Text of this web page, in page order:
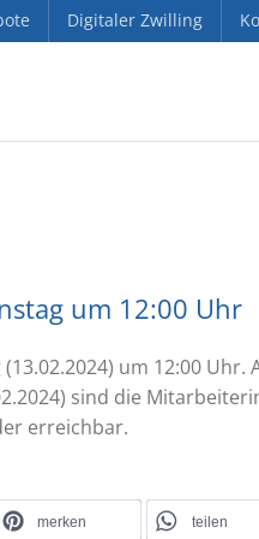
Digitaler Zwilling
um 12:00 Uhr
um 12:00 Uhr.
sind die
erreichbar.
merken teilen